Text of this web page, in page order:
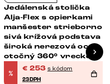
Jedálenská stolička
Alja-Flex s opierkami
manšester strieborno
sivá krížová podstava
široká nerezová oceľ
otočný 360° vrecková
pružina
%
€ 253 s kódom
23DPH